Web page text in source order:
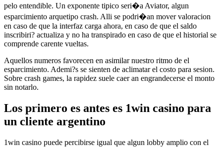
pelo entendible. Un exponente tipico seri�a Aviator, algun
esparcimiento arquetipo crash. Alli se podri�an mover valoracion
en caso de que la interfaz carga ahora, en caso de que el saldo
inscribiri? actualiza y no ha transpirado en caso de que el historial se
comprende carente vueltas.
Aquellos numeros favorecen en asimilar nuestro ritmo de el
esparcimiento. Ademi?s se sienten de aclimatar el costo para sesion.
Sobre crash games, la rapidez suele caer an engrandecerse el monto
sin notarlo.
Los primero es antes es 1win casino para
un cliente argentino
1win casino puede percibirse igual que algun lobby amplio con el